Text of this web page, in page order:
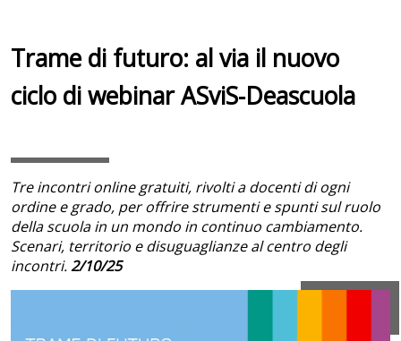
Trame di futuro: al via il nuovo
ciclo di webinar ASviS-Deascuola
Tre incontri online gratuiti, rivolti a docenti di ogni
ordine e grado, per offrire strumenti e spunti sul ruolo
della scuola in un mondo in continuo cambiamento.
Scenari, territorio e disuguaglianze al centro degli
incontri.2/10/25